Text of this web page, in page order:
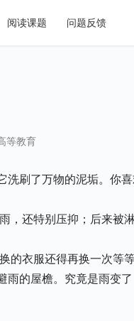
阅读课题 问题反馈
等教育
洗刷了万物的泥垢。你
雨的屋檐。究竟是雨变